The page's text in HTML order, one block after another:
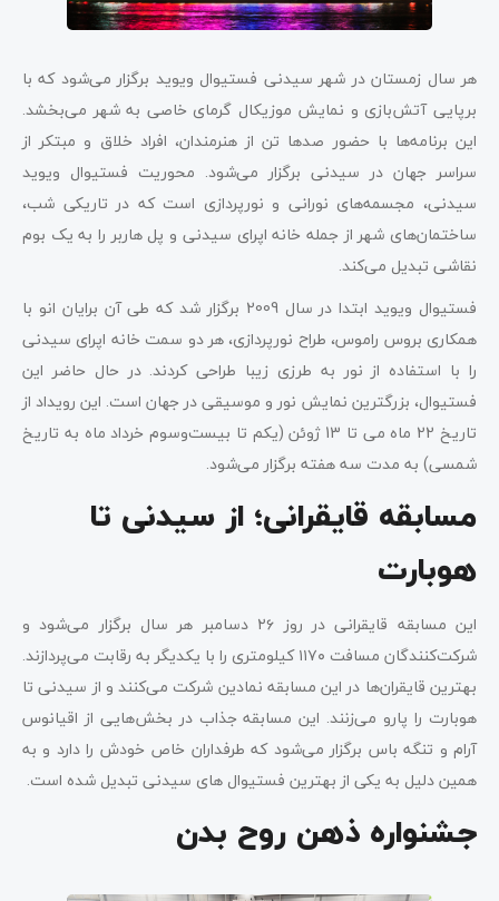
هر سال زمستان در شهر سیدنی فستیوال ویوید برگزار می‌شود که با
برپایی آتش‌بازی و نمایش موزیکال گرمای خاصی به شهر می‌بخشد.
این برنامه‌ها با حضور صدها تن از هنرمندان، افراد خلاق و مبتکر از
سراسر جهان در سیدنی برگزار می‌شود. محوریت فستیوال ویوید
سیدنی، مجسمه‌های نورانی و نورپردازی است که در تاریکی شب،
ساختمان‌های شهر از جمله خانه اپرای سیدنی و پل هاربر را به یک بوم
نقاشی تبدیل می‌کند.
فستیوال ویوید ابتدا در سال 2009 برگزار شد که طی آن برایان انو با
همکاری بروس راموس، طراح نورپردازی، هر دو سمت خانه اپرای سیدنی
را با استفاده از نور به طرزی زیبا طراحی کردند. در حال حاضر این
فستیوال، بزرگترین نمایش نور و موسیقی در جهان است. این رویداد از
تاریخ 22 ماه می تا 13 ژوئن (یکم تا بیست‌وسوم خرداد ماه به تاریخ
شمسی) به مدت سه هفته برگزار می‌شود.
مسابقه قایقرانی؛ از سیدنی تا
هوبارت
این مسابقه قایقرانی در روز ۲۶ دسامبر هر سال برگزار می‌شود و
شرکت‌کنندگان مسافت ۱۱۷۰ کیلومتری را با یکدیگر به رقابت می‌پردازند.
بهترین قایقران‌ها در این مسابقه نمادین شرکت می‌کنند و از سیدنی تا
هوبارت را پارو می‌زنند. این مسابقه‌ جذاب در بخش‌هایی از اقیانوس
آرام و تنگه باس برگزار می‌شود که طرفداران خاص خودش را دارد و به
همین دلیل به یکی از بهترین فستیوال های سیدنی تبدیل شده است.
جشنواره ذهن روح بدن